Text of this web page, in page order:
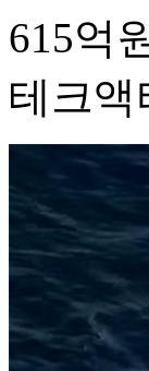
615억
테크액